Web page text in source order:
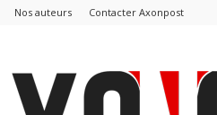
Nos auteurs Contacter Axonpost